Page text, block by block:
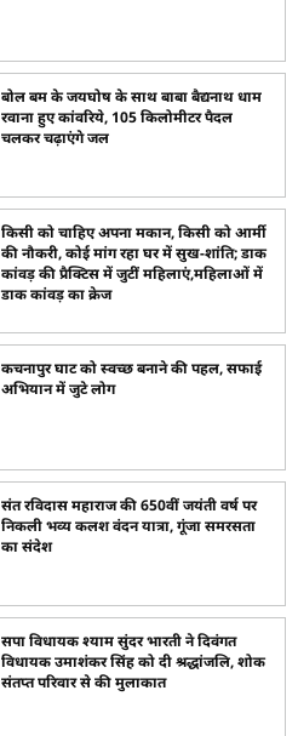
बोल बम के जयघोष के साथ बाबा बैद्यनाथ धाम
रवाना हुए कांवरिये, 105 किलोमीटर पैदल
चलकर चढ़ाएंगे जल
किसी को चाहिए अपना मकान, किसी को आर्मी
की नौकरी, कोई मांग रहा घर में सुख-शांति; डाक
कांवड़ की प्रैक्टिस में जुटीं महिलाएं,महिलाओं में
डाक कांवड़ का क्रेज
कचनापुर घाट को स्वच्छ बनाने की पहल, सफाई
अभियान में जुटे लोग
संत रविदास महाराज की 650वीं जयंती वर्ष पर
निकली भव्य कलश वंदन यात्रा, गूंजा समरसता
का संदेश
सपा विधायक श्याम सुंदर भारती ने दिवंगत
विधायक उमाशंकर सिंह को दी श्रद्धांजलि, शोक
संतप्त परिवार से की मुलाकात